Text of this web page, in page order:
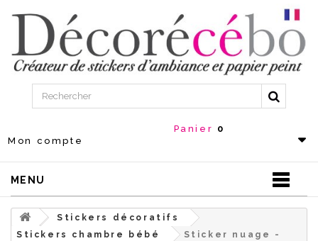
Mon compte
Panier 0
MENU
Stickers décoratifs
Stickers chambre bébé
Sticker nuage -